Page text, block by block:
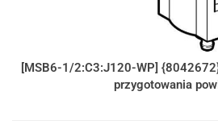
[MSB6-1/2:C3:J120-WP]
przygotowania